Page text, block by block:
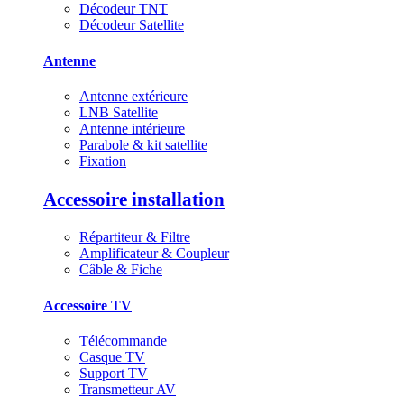
Décodeur TNT
Décodeur Satellite
Antenne
Antenne extérieure
LNB Satellite
Antenne intérieure
Parabole & kit satellite
Fixation
Accessoire installation
Répartiteur & Filtre
Amplificateur & Coupleur
Câble & Fiche
Accessoire TV
Télécommande
Casque TV
Support TV
Transmetteur AV